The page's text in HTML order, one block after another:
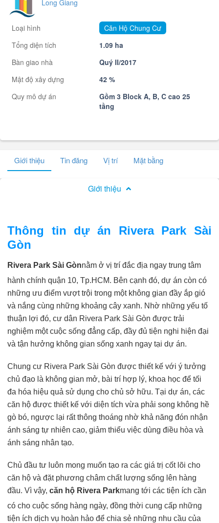
Long Giang
Loại hình
Căn Hộ Chung Cư
Tổng diện tích
1.09 ha
Bàn giao nhà
Quý II/2017
Mật độ xây dựng
42 %
Quy mô dự án
Gồm 3 Block A, B, C cao 25
tầng
Giới thiệu Tin đăng Vị trí Mặt bằng
Giới thiệu
Thông tin dự án Rivera Park Sài
Gòn
Rivera Park Sài Gònnằm ở vị trí đắc địa ngay trung tâm
hành chính quận 10, Tp.HCM. Bên cạnh đó, dự án còn có
những ưu điểm vượt trội trong một không gian đầy ắp gió
và nắng cùng những khoảng cây xanh. Nhờ những yếu tố
thuận lợi đó, cư dân Rivera Park Sài Gòn được trải
nghiệm một cuộc sống đẳng cấp, đầy đủ tiện nghi hiện đại
và tận hưởng không gian sống xanh ngay tại dự án.
Chung cư Rivera Park Sài Gòn được thiết kế với ý tưởng
chủ đạo là không gian mở, bài trí hợp lý, khoa học để tối
đa hóa hiệu quả sử dụng cho chủ sở hữu. Tại dự án, các
căn hộ được thiết kế với diện tích vừa phải song không hề
gò bó, ngược lại rất thông thoáng nhờ khả năng đón nhận
ánh sáng tự nhiên cao, giảm thiểu việc dùng điều hòa và
ánh sáng nhân tạo.
Chủ đầu tư luôn mong muốn tạo ra các giá trị cốt lõi cho
căn hộ và đặt phương châm chất lượng sống lên hàng
đầu. Vì vậy, căn hộ Rivera Parkmang tới các tiện ích cần
có cho cuộc sống hàng ngày, đồng thời cung cấp những
tiện ích dịch vụ hoàn hảo để chia sẻ những nhu cầu của